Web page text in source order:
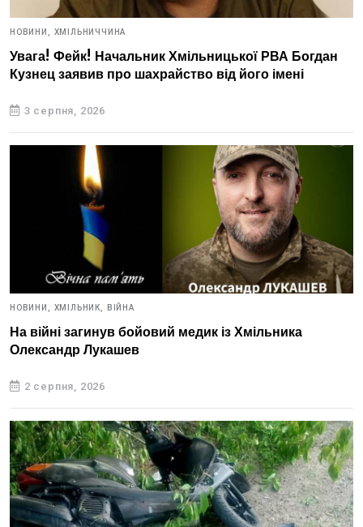
НОВИНИ, ХМІЛЬНИЧЧИНА
Увага! Фейк! Начальник Хмільницької РВА Богдан
Кузнец заявив про шахрайство від його імені
3 серпня, 2026
НОВИНИ, ХМІЛЬНИК, ВІЙНА
На війні загинув бойовий медик із Хмільника
Олександр Лукашев
2 серпня, 2026